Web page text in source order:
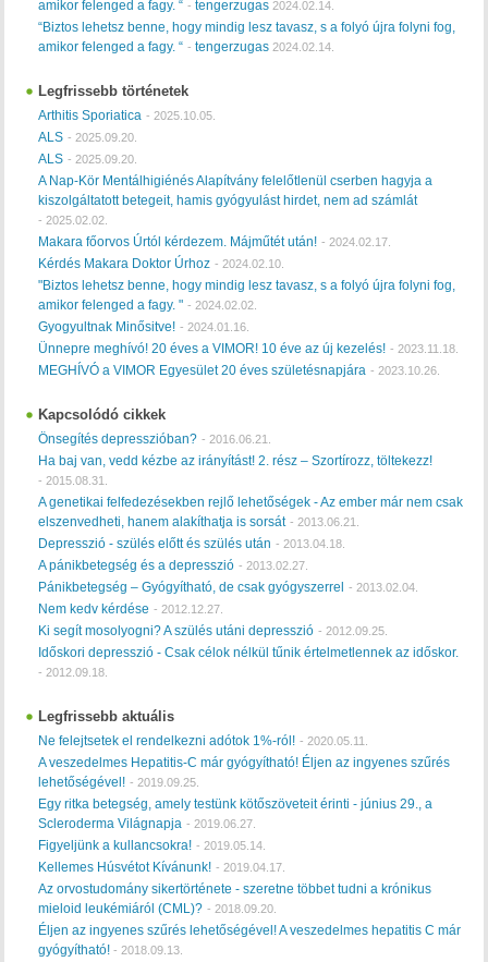
amikor felenged a fagy. “ -tengerzugas 2024.02.14.
“Biztos lehetsz benne, hogy mindig lesz tavasz, s a folyó újra folyni fog,
amikor felenged a fagy. “ -tengerzugas 2024.02.14.
Legfrissebb történetek
Arthitis Sporiatica - 2025.10.05.
ALS - 2025.09.20.
ALS - 2025.09.20.
A Nap-Kör Mentálhigiénés Alapítvány felelőtlenül cserben hagyja a
kiszolgáltatott betegeit, hamis gyógyulást hirdet, nem ad számlát
- 2025.02.02.
Makara főorvos Úrtól kérdezem. Májműtét után! - 2024.02.17.
Kérdés Makara Doktor Úrhoz - 2024.02.10.
"Biztos lehetsz benne, hogy mindig lesz tavasz, s a folyó újra folyni fog,
amikor felenged a fagy. " - 2024.02.02.
Gyogyultnak Minősitve! - 2024.01.16.
Ünnepre meghívó! 20 éves a VIMOR! 10 éve az új kezelés! - 2023.11.18.
MEGHÍVÓ a VIMOR Egyesület 20 éves születésnapjára - 2023.10.26.
Kapcsolódó cikkek
Önsegítés depresszióban? - 2016.06.21.
Ha baj van, vedd kézbe az irányítást! 2. rész – Szortírozz, töltekezz!
- 2015.08.31.
A genetikai felfedezésekben rejlő lehetőségek - Az ember már nem csak
elszenvedheti, hanem alakíthatja is sorsát - 2013.06.21.
Depresszió - szülés előtt és szülés után - 2013.04.18.
A pánikbetegség és a depresszió - 2013.02.27.
Pánikbetegség – Gyógyítható, de csak gyógyszerrel - 2013.02.04.
Nem kedv kérdése - 2012.12.27.
Ki segít mosolyogni? A szülés utáni depresszió - 2012.09.25.
Időskori depresszió - Csak célok nélkül tűnik értelmetlennek az időskor.
- 2012.09.18.
Legfrissebb aktuális
Ne felejtsetek el rendelkezni adótok 1%-ról! - 2020.05.11.
A veszedelmes Hepatitis-C már gyógyítható! Éljen az ingyenes szűrés
lehetőségével! - 2019.09.25.
Egy ritka betegség, amely testünk kötőszöveteit érinti - június 29., a
Scleroderma Világnapja - 2019.06.27.
Figyeljünk a kullancsokra! - 2019.05.14.
Kellemes Húsvétot Kívánunk! - 2019.04.17.
Az orvostudomány sikertörténete - szeretne többet tudni a krónikus
mieloid leukémiáról (CML)? - 2018.09.20.
Éljen az ingyenes szűrés lehetőségével! A veszedelmes hepatitis C már
gyógyítható!- 2018.09.13.